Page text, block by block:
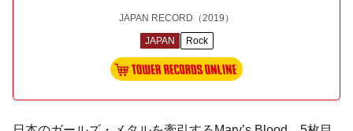
JAPAN RECORD （2019）
JAPAN Rock